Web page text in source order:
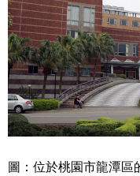
圖：位於桃園市龍潭區